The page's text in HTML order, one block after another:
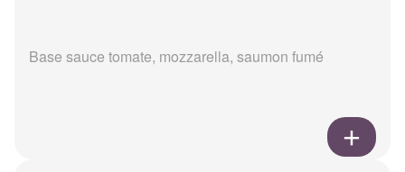
Base sauce tomate, mozzarella, saumon fumé